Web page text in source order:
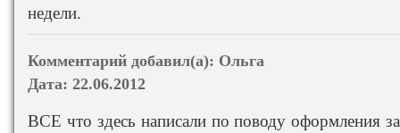
недели.
Комментарий добавил(а): Ольга
Дата: 22.06.2012
ВСЕ что здесь написали по поводу оформления